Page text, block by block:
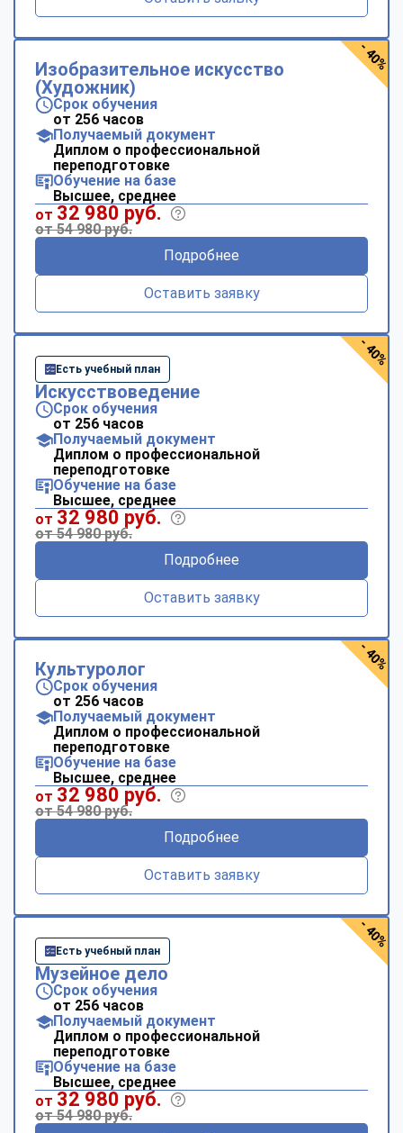
Изобразительное искусство
(Художник)
Срок обучения
от 256 часов
Получаемый документ
Диплом о профессиональной
переподготовке
Обучение на базе
Высшее, среднее
от 32 980 руб.
от 54 980 руб.
Подробнее
Оставить заявку
- 40%
Есть учебный план
Искусствоведение
Срок обучения
от 256 часов
Получаемый документ
Диплом о профессиональной
переподготовке
Обучение на базе
Высшее, среднее
от 32 980 руб.
от 54 980 руб.
Подробнее
Оставить заявку
- 40%
Культуролог
Срок обучения
от 256 часов
Получаемый документ
Диплом о профессиональной
переподготовке
Обучение на базе
Высшее, среднее
от 32 980 руб.
от 54 980 руб.
Подробнее
Оставить заявку
- 40%
Есть учебный план
Музейное дело
Срок обучения
от 256 часов
Получаемый документ
Диплом о профессиональной
переподготовке
Обучение на базе
Высшее, среднее
от 32 980 руб.
от 54 980 руб.
- 40%